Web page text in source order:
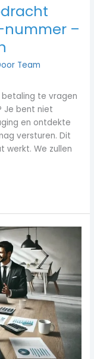
–
Team
te vragen
Je bent niet
en ontdekte
versturen. Dit
werkt. We zullen